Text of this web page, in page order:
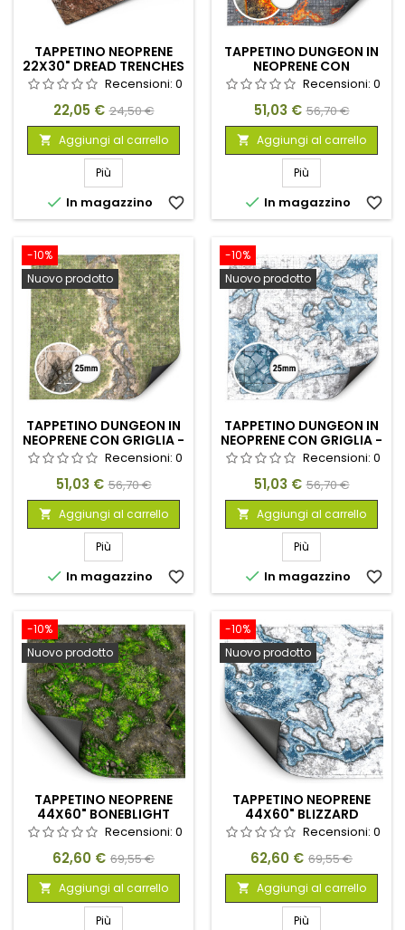
TAPPETINO NEOPRENE
22X30" DREAD TRENCHES
(56X76CM)
Recensioni: 0
Prezzo
22,05 € Prezzo
base
24,50 €
 Aggiungi al carrello
Più
 In magazzino favorite_border
TAPPETINO DUNGEON IN
NEOPRENE CON
PIASTRELLE 120X120CM
TESSERE DUNGEON
LAVAFORGE
Recensioni: 0
Prezzo
51,03 € Prezzo
base
56,70 €
 Aggiungi al carrello
Più
 In magazzino favorite_border
-10%
Nuovo prodotto
TAPPETINO DUNGEON IN
NEOPRENE CON GRIGLIA -
DUSKRIVER MEADOWS
120×120CM
Recensioni: 0
Prezzo
51,03 € Prezzo
base
56,70 €
 Aggiungi al carrello
Più
 In magazzino favorite_border
-10%
Nuovo prodotto
TAPPETINO DUNGEON IN
NEOPRENE CON GRIGLIA -
BLIZZARD HOLLOWS
120×120CM
Recensioni: 0
Prezzo
51,03 € Prezzo
base
56,70 €
 Aggiungi al carrello
Più
 In magazzino favorite_border
-10%
Nuovo prodotto
TAPPETINO NEOPRENE
44X60" BONEBLIGHT
MARSHRecensioni: 0
Prezzo
62,60 € Prezzo
base
69,55 €
 Aggiungi al carrello
Più
-10%
Nuovo prodotto
TAPPETINO NEOPRENE
44X60" BLIZZARD
HOLLOWSRecensioni: 0
Prezzo
62,60 € Prezzo
base
69,55 €
 Aggiungi al carrello
Più